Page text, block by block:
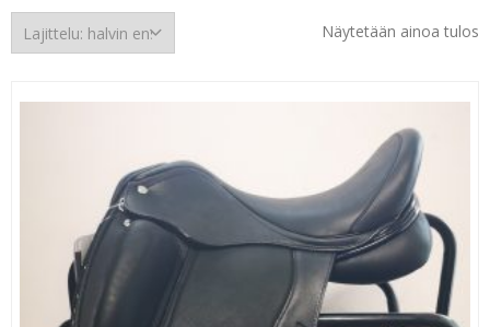
Näytetään ainoa tulos